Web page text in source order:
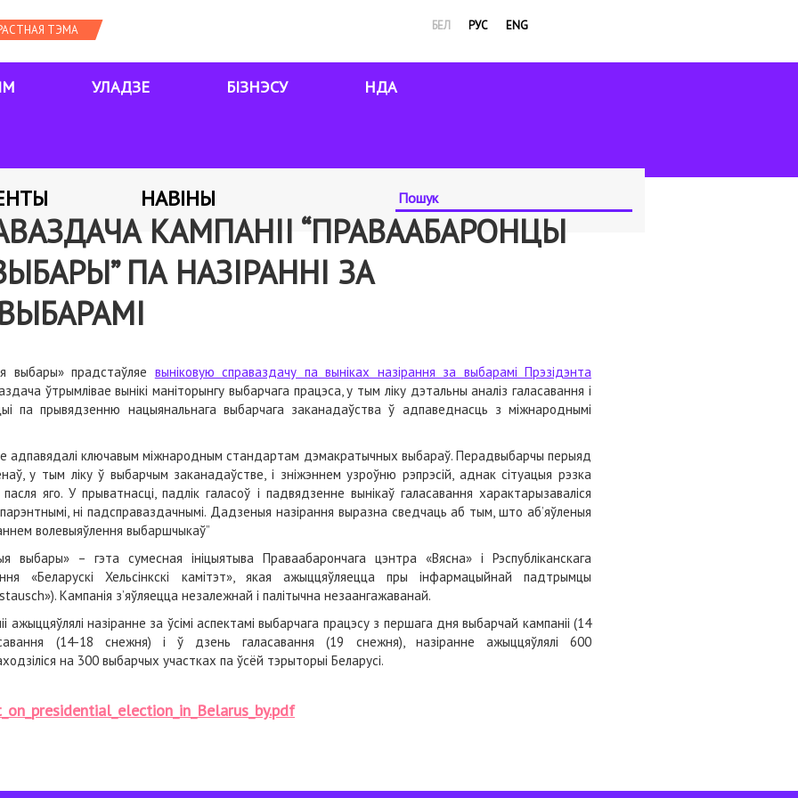
БЕЛ РУС ENG
УЛАДЗЕ БІЗНЭСУ НДА
НАВІНЫ
КАМПАНІІ “ПРАВААБАРОНЦЫ
ПА НАЗІРАННІ ЗА
выбары» прадстаўляе выніковую справаздачу па выніках назірання за выбарамі Прэзідэнта
ўтрымлівае вынікі маніторынгу выбарчага працэса, у тым ліку дэтальны аналіз галасавання і
па прывядзенню нацыянальнага выбарчага заканадаўства ў адпаведнасць з міжнароднымі
адпавядалі ключавым міжнародным стандартам дэмакратычных выбараў. Перадвыбарчы перыяд
у тым ліку ў выбарчым заканадаўстве, і зніжэннем узроўню рэпрэсій, аднак сітуацыя рэзка
яго. У прыватнасці, падлік галасоў і падвядзенне вынікаў галасавання характарызаваліся
ні падсправаздачнымі. Дадзеныя назірання выразна сведчаць аб тым, што аб’яўленыя
волевыяўлення выбаршчыкаў”
выбары» – гэта сумесная ініцыятыва Праваабарончага цэнтра «Вясна» і Рэспубліканскага
«Беларускі Хельсінкскі камітэт», якая ажыццяўляецца пры інфармацыйнай падтрымцы
Кампанія з’яўляецца незалежнай і палітычна незаангажаванай.
ажыццяўлялі назіранне за ўсімі аспектамі выбарчага працэсу з першага дня выбарчай кампаніі (14
(14-18 снежня) і ў дзень галасавання (19 снежня), назіранне ажыццяўлялі 600
на 300 выбарчых участках па ўсёй тэрыторыі Беларусі.